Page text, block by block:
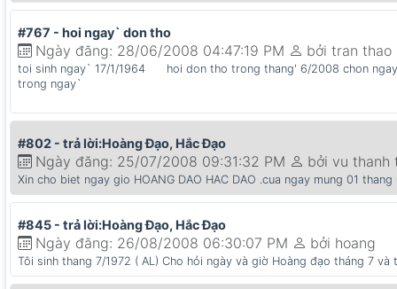
#767 - hoi ngay` don tho
Ngày đăng: 28/06/2008 04:47:19 PM bởi tran thao
toi sinh ngay` 17/1/1964 hoi don tho trong thang' 6/2008 chon
trong ngay`
#802 - trả lời:Hoàng Đạo, Hắc Đạo
Ngày đăng: 25/07/2008 09:31:32 PM bởi vu thanh
Xin cho biet ngay gio HOANG DAO HAC DAO .cua ngay mung 01
#845 - trả lời:Hoàng Đạo, Hắc Đạo
Ngày đăng: 26/08/2008 06:30:07 PM bởi hoang
Tôi sinh thang 7/1972 ( AL) Cho hỏi ngày và giờ Hoàng đạo tháng 7